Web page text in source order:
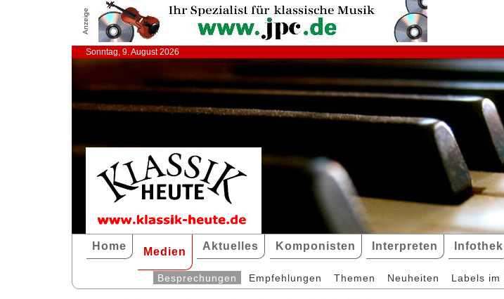
Anzeige
Sonntag, 9. August 2026
Home Medien Aktuelles Komponisten Interpreten Infothek
Besprechungen Empfehlungen Themen Neuheiten Labels im